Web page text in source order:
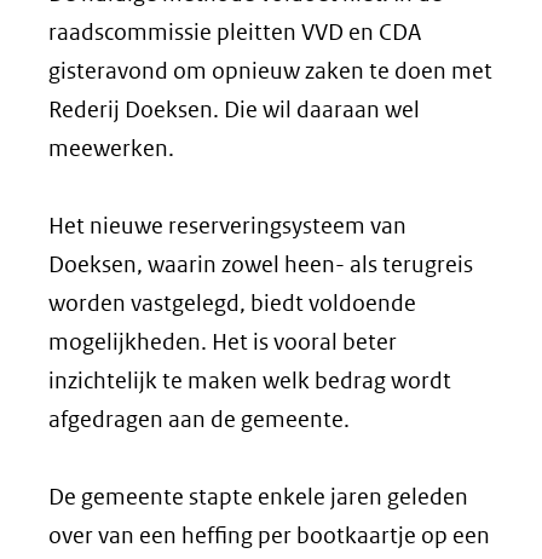
raadscommissie pleitten VVD en CDA
gisteravond om opnieuw zaken te doen met
Rederij Doeksen. Die wil daaraan wel
meewerken.
Het nieuwe reserveringsysteem van
Doeksen, waarin zowel heen- als terugreis
worden vastgelegd, biedt voldoende
mogelijkheden. Het is vooral beter
inzichtelijk te maken welk bedrag wordt
afgedragen aan de gemeente.
De gemeente stapte enkele jaren geleden
over van een heffing per bootkaartje op een